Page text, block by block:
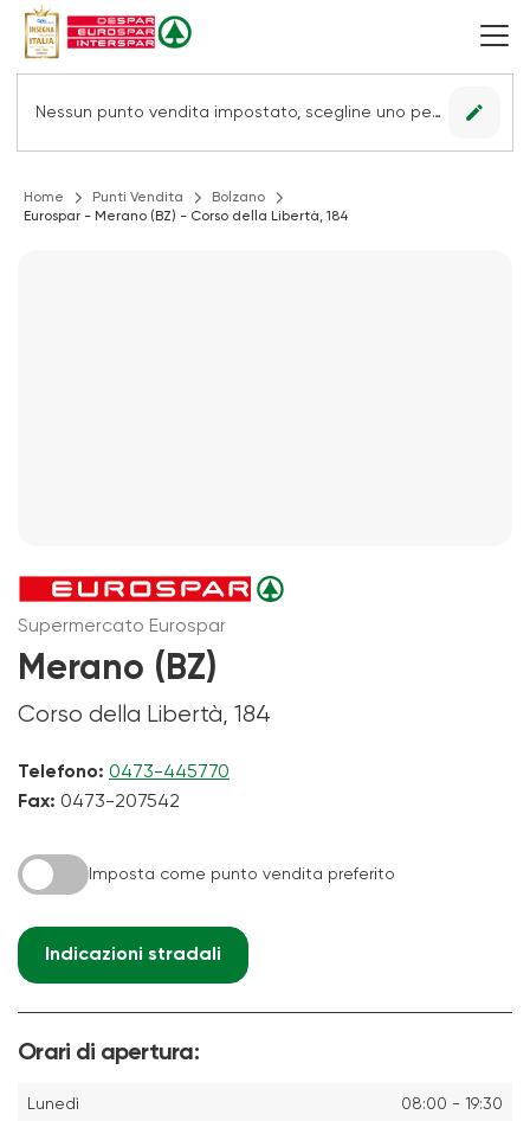
Nessun punto vendita impostato, scegline uno per vedere le offerte. edit
Home Punti Vendita
Bolzano
Eurospar - Merano (BZ) - Corso della Libertà, 184
Supermercato Eurospar
Merano (BZ)
Corso della Libertà, 184
Telefono: 0473-445770
Fax: 0473-207542
Imposta come punto vendita preferito
Indicazioni stradali
Orari di apertura:
Lunedì 08:00 - 19:30